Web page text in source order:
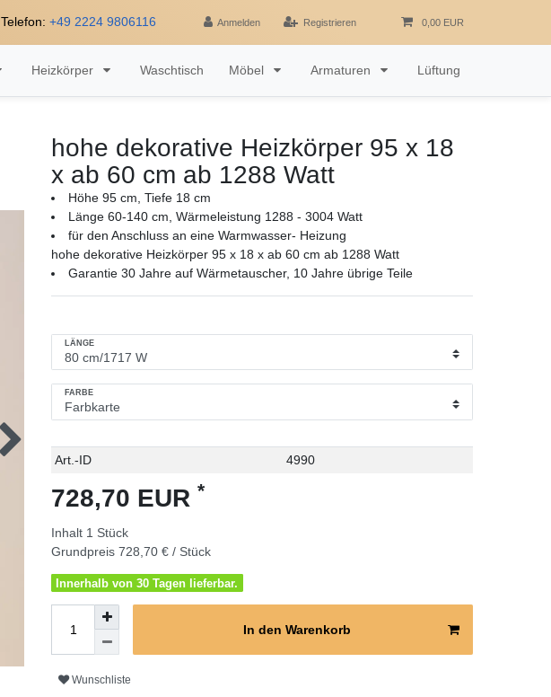
Telefon: +49 2224 9806116 Anmelden Registrieren 0,00 EUR
Heizkörper Waschtisch Möbel Armaturen Lüftung
hohe dekorative Heizkörper 95 x 18
x ab 60 cm ab 1288 Watt
Höhe 95 cm, Tiefe 18 cm
Länge 60-140 cm, Wärmeleistung 1288 - 3004 Watt
für den Anschluss an eine Warmwasser- Heizung
hohe dekorative Heizkörper 95 x 18 x ab 60 cm ab 1288 Watt
Garantie 30 Jahre auf Wärmetauscher, 10 Jahre übrige Teile
LÄNGE
FARBE
Technisches
Wert
Art.-ID 4990
728,70 EUR *
Inhalt 1 Stück
Grundpreis 728,70 € / Stück
Innerhalb von 30 Tagen lieferbar.
In den Warenkorb
Wunschliste